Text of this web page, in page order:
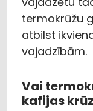
termokrūžu
atbilst
vajadzībām.
Vai
kafijas